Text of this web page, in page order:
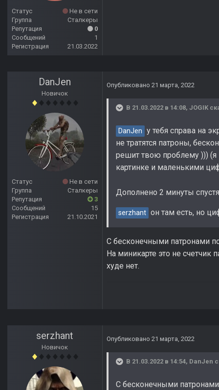
Статус
Не в сети
Группа
Сталкеры
Репутация
0
Сообщений
1
Регистрация
21.03.2022
DanJen
Новичок
Статус
Не в сети
Группа
Сталкеры
Репутация
3
Сообщений
15
Регистрация
21.10.2021
Опубликовано 21 марта, 2022
В 21.03.2022 в 14:08, JOGIK
DanJen у тебя справа на
не тратятся патроны,
решит твою проблему ))) (я
картинке и маленькими
Дополнено 2 минуты спустя
serzhant он там есть, но
С бесконечными патронами
На миникарте это не счетчик
худе нет.
serzhant
Новичок
Опубликовано 21 марта, 2022
В 21.03.2022 в 14:54, DanJen
С бесконечными